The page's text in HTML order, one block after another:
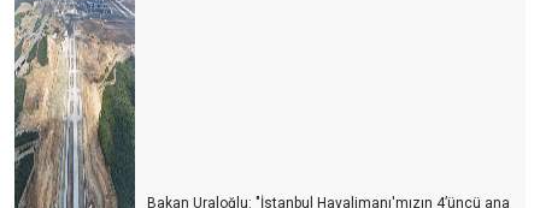
Bakan Uraloğlu: "İstanbul Havalimanı'mızın 4’üncü ana